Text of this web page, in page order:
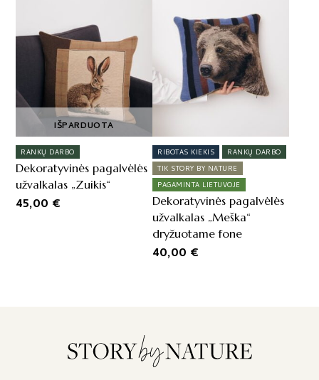
RANKŲ DARBO
Dekoratyvinės pagalvėlės
užvalkalas „Zuikis“
45,00 €
IŠPARDUOTA
RIBOTAS KIEKIS
RANKŲ DARBO
TIK STORY BY NATURE
PAGAMINTA LIETUVOJE
Dekoratyvinės pagalvėlės
užvalkalas „Meška“
dryžuotame fone
40,00 €